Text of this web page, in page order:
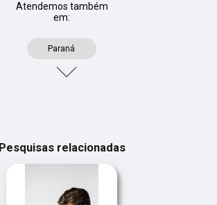
Atendemos também
em:
Paraná
Pesquisas relacionadas